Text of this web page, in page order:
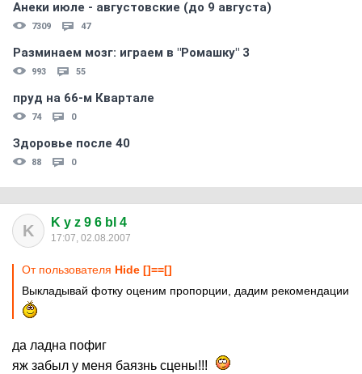
Анеки июле - августовские (до 9 августа)
7309 47
Разминаем мозг: играем в "Ромашку" 3
993 55
пруд на 66-м Квартале
74 0
Здоровье после 40
88 0
K K y z 9 6 bl 4
17:07, 02.08.2007
От пользователя Hide []==[]
Выкладывай фотку оценим пропорции, дадим рекомендации
да ладна пофиг
яж забыл у меня баязнь сцены!!!